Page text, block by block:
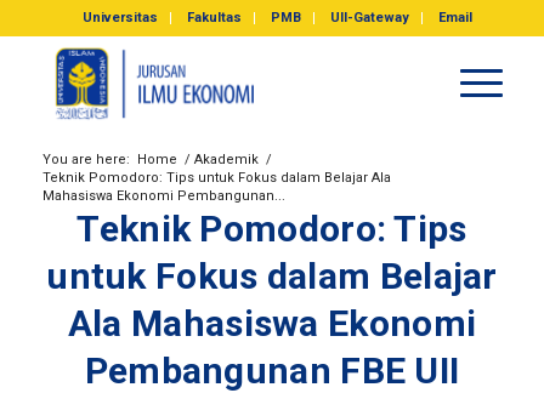
Universitas Fakultas PMB UII-Gateway Email
You are here: Home / Akademik /
Teknik Pomodoro: Tips untuk Fokus dalam Belajar Ala
Mahasiswa Ekonomi Pembangunan...
Teknik Pomodoro: Tips
untuk Fokus dalam Belajar
Ala Mahasiswa Ekonomi
Pembangunan FBE UII